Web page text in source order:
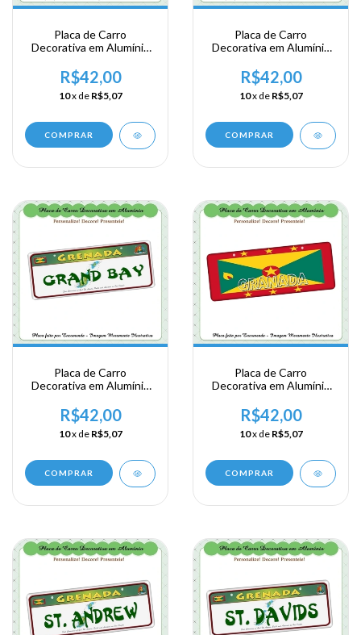
Placa de Carro
Decorativa em Alumínio
Viagem a Granada - ST.
Georges
R$42,00
10x de R$5,07
COMPRAR
Placa de Carro
Decorativa em Alumínio
Viagem a Granada -
Greenville
R$42,00
10x de R$5,07
COMPRAR
Placa de Carro
Decorativa em Alumínio
Viagem a Granada -
Grand Bay
R$42,00
10x de R$5,07
COMPRAR
Placa de Carro
Decorativa em Alumínio
Viagem a Granada -
Grenada
R$42,00
10x de R$5,07
COMPRAR